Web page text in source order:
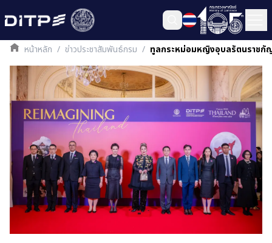
หน้าหลัก / ข่าวประชาสัมพันธ์กรม / ทูลกระหม่อมหญิงอุบลรัตนราชกั